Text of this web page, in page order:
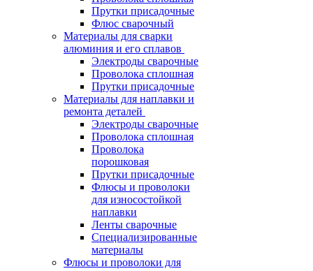
Прутки присадочные
Флюс сварочный
Материалы для сварки
алюминия и его сплавов
Электроды сварочные
Проволока сплошная
Прутки присадочные
Материалы для наплавки и
ремонта деталей
Электроды сварочные
Проволока сплошная
Проволока
порошковая
Прутки присадочные
Флюсы и проволоки
для износостойкой
наплавки
Ленты сварочные
Специализированные
материалы
Флюсы и проволоки для